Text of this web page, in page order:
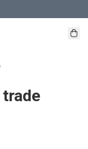
能櫃」自提點取貨 （冷凍食品